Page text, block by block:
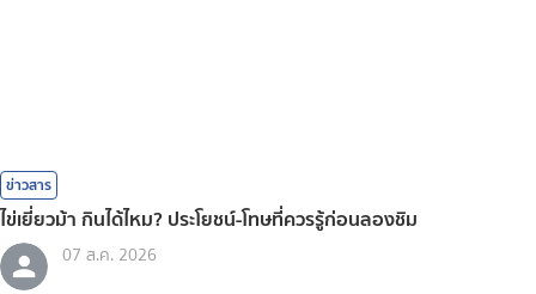
ข่าวสาร
ไข่เยี่ยวม้า กินได้ไหม? ประโยชน์-โทษที่ควรรู้ก่อนลองชิม
07 ส.ค. 2026